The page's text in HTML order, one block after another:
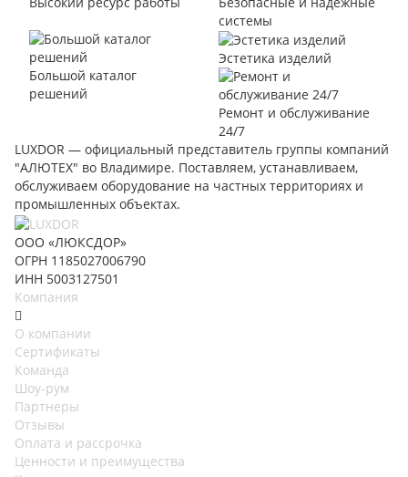
системы
Большой каталог
решений
Эстетика изделий
Ремонт и обслуживание
24/7
LUXDOR — официальный представитель группы компаний
"АЛЮТЕХ" во Владимире. Поставляем, устанавливаем,
обслуживаем оборудование на частных территориях и
промышленных объектах.
ООО «ЛЮКСДОР»
ОГРН 1185027006790
ИНН 5003127501
Компания
О компании
Сертификаты
Команда
Шоу-рум
Партнеры
Отзывы
Оплата и рассрочка
Ценности и преимущества